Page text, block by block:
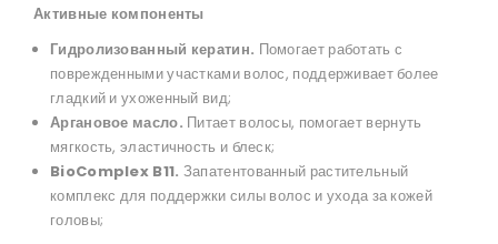
Активные компоненты
Гидролизованный кератин. Помогает работать с
поврежденными участками волос, поддерживает более
гладкий и ухоженный вид;
Аргановое масло. Питает волосы, помогает вернуть
мягкость, эластичность и блеск;
BioComplex B11. Запатентованный растительный
комплекс для поддержки силы волос и ухода за кожей
головы;